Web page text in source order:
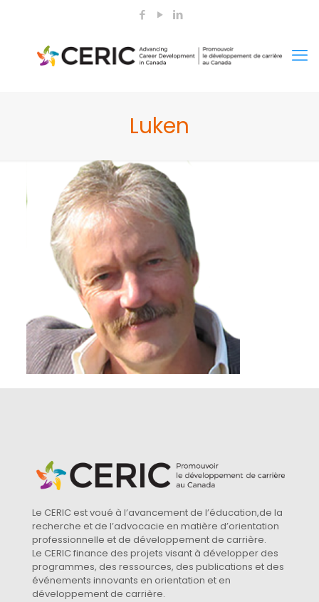
Luken
Le CERIC est voué à l’avancement de l’éducation,de la
recherche et de l’advocacie en matière d’orientation
professionnelle et de développement de carrière.
Le CERIC finance des projets visant à développer des
programmes, des ressources, des publications et des
événements innovants en orientation et en
développement de carrière.